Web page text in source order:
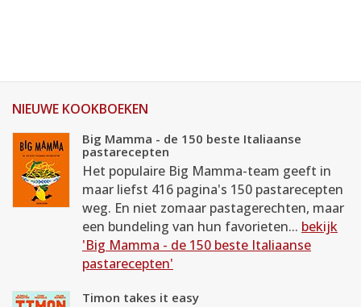
NIEUWE KOOKBOEKEN
Big Mamma - de 150 beste Italiaanse
pastarecepten
Het populaire Big Mamma-team geeft in
maar liefst 416 pagina's 150 pastarecepten
weg. En niet zomaar pastagerechten, maar
een bundeling van hun favorieten... bekijk
'Big Mamma - de 150 beste Italiaanse
pastarecepten'
Timon takes it easy